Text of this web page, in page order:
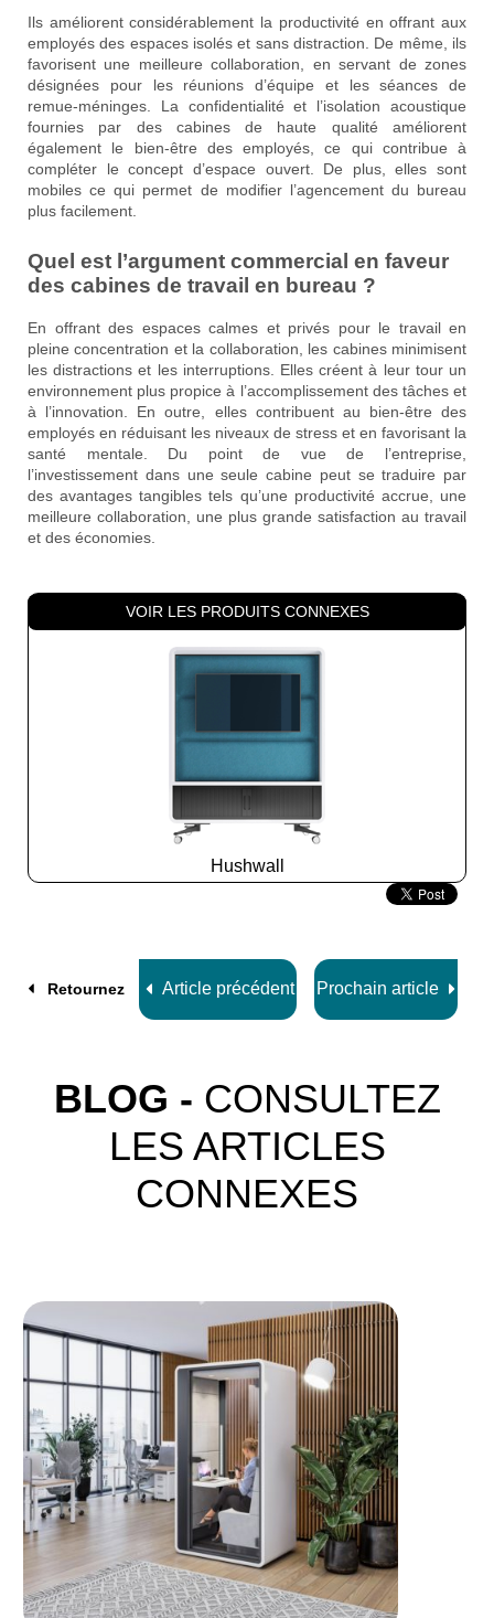
Ils améliorent considérablement la productivité en offrant aux
employés des espaces isolés et sans distraction. De même, ils
favorisent une meilleure collaboration, en servant de zones
désignées pour les réunions d’équipe et les séances de
remue-méninges. La confidentialité et l’isolation acoustique
fournies par des cabines de haute qualité améliorent
également le bien-être des employés, ce qui contribue à
compléter le concept d’espace ouvert. De plus, elles sont
mobiles ce qui permet de modifier l’agencement du bureau
plus facilement.
Quel est l’argument commercial en faveur
des cabines de travail en bureau ?
En offrant des espaces calmes et privés pour le travail en
pleine concentration et la collaboration, les cabines minimisent
les distractions et les interruptions. Elles créent à leur tour un
environnement plus propice à l’accomplissement des tâches et
à l’innovation. En outre, elles contribuent au bien-être des
employés en réduisant les niveaux de stress et en favorisant la
santé mentale. Du point de vue de l’entreprise,
l’investissement dans une seule cabine peut se traduire par
des avantages tangibles tels qu’une productivité accrue, une
meilleure collaboration, une plus grande satisfaction au travail
et des économies.
VOIR LES PRODUITS CONNEXES
Hushwall
Slide
Retournez Article précédent Prochain article
BLOG - CONSULTEZ
LES ARTICLES
CONNEXES